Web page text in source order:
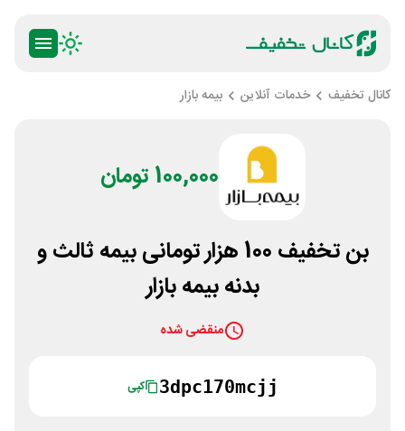
کانال تخفیف خدمات آنلاین بیمه بازار
100,000 تومان
بن تخفیف 100 هزار تومانی بیمه ثالث و
بدنه بیمه بازار
منقضی شده
3dpc170mcjj کپی